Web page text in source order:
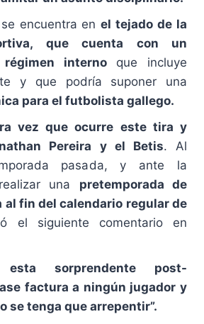
encuentra enel tejado de la
que cuenta con un
internoque incluye
y que podría suponer una
para el futbolista gallego.
vez que ocurre este tira y
Pereira y el Betis. Al
pasada, y ante la
una pretemporada de
al fin del calendario regular de
el siguiente comentario en
esta sorprendente post-
factura a ningún jugador y
se tenga que arrepentir”.